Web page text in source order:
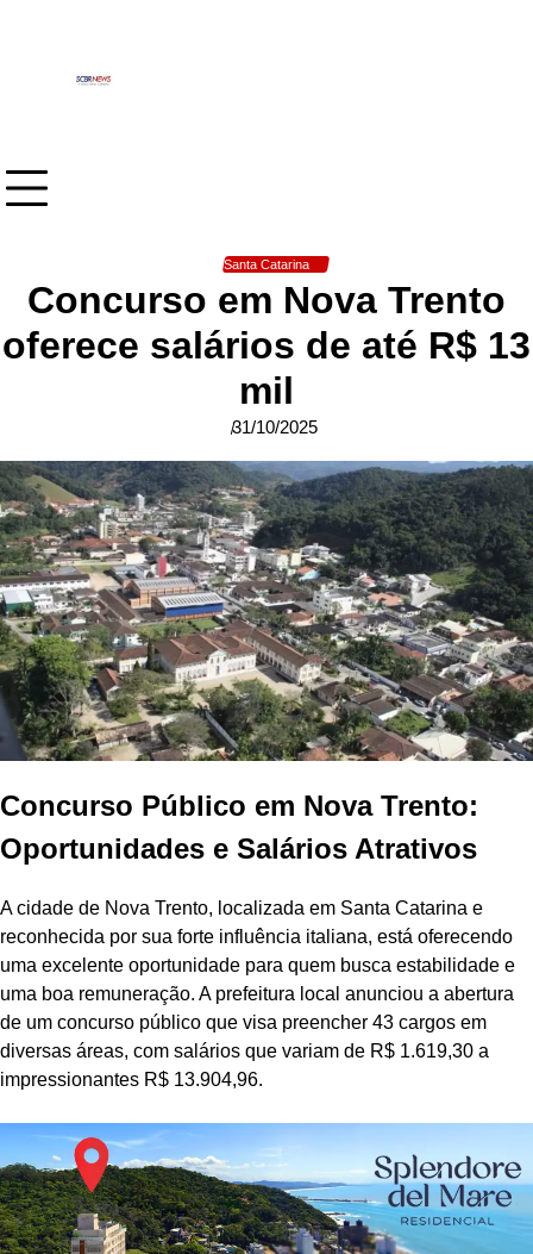
Santa Catarina
Concurso em Nova Trento
oferece salários de até R$ 13
mil
31/10/2025
Concurso Público em Nova Trento:
Oportunidades e Salários Atrativos
A cidade de Nova Trento, localizada em Santa Catarina e
reconhecida por sua forte influência italiana, está oferecendo
uma excelente oportunidade para quem busca estabilidade e
uma boa remuneração. A prefeitura local anunciou a abertura
de um concurso público que visa preencher 43 cargos em
diversas áreas, com salários que variam de R$ 1.619,30 a
impressionantes R$ 13.904,96.